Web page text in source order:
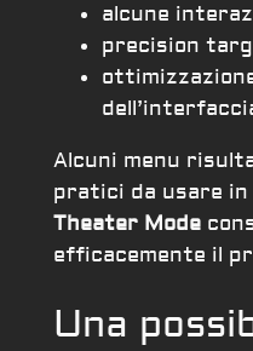
alcune
precision
Alcuni menu
pratici da usare
Theater Mode
efficacemente il
Una